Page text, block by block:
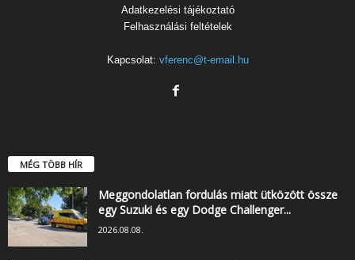
Adatkezelési tájékoztató
Felhasználási feltételek
Kapcsolat: vferenc@t-email.hu
MÉG TÖBB HÍR
Meggondolatlan fordulás miatt ütközött össze
egy Suzuki és egy Dodge Challenger...
2026.08.08.